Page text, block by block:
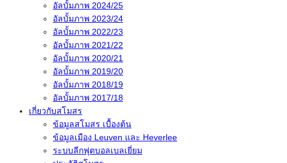
อัลบั้มภาพ 2024/25
อัลบั้มภาพ 2023/24
อัลบั้มภาพ 2022/23
อัลบั้มภาพ 2021/22
อัลบั้มภาพ 2020/21
อัลบั้มภาพ 2019/20
อัลบั้มภาพ 2018/19
อัลบั้มภาพ 2017/18
เกี่ยวกับสโมสร
ข้อมูลสโมสร เบื้องต้น
ข้อมูลเมือง Leuven และ Heverlee
ระบบลีกฟุตบอลเบลเยี่ยม